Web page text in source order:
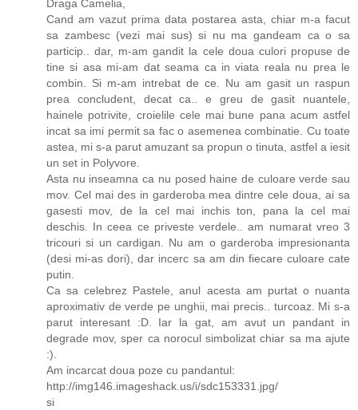
Draga Camelia,
Cand am vazut prima data postarea asta, chiar m-a facut
sa zambesc (vezi mai sus) si nu ma gandeam ca o sa
particip.. dar, m-am gandit la cele doua culori propuse de
tine si asa mi-am dat seama ca in viata reala nu prea le
combin. Si m-am intrebat de ce. Nu am gasit un raspun
prea concludent, decat ca.. e greu de gasit nuantele,
hainele potrivite, croielile cele mai bune pana acum astfel
incat sa imi permit sa fac o asemenea combinatie. Cu toate
astea, mi s-a parut amuzant sa propun o tinuta, astfel a iesit
un set in Polyvore.
Asta nu inseamna ca nu posed haine de culoare verde sau
mov. Cel mai des in garderoba mea dintre cele doua, ai sa
gasesti mov, de la cel mai inchis ton, pana la cel mai
deschis. In ceea ce priveste verdele.. am numarat vreo 3
tricouri si un cardigan. Nu am o garderoba impresionanta
(desi mi-as dori), dar incerc sa am din fiecare culoare cate
putin.
Ca sa celebrez Pastele, anul acesta am purtat o nuanta
aproximativ de verde pe unghii, mai precis.. turcoaz. Mi s-a
parut interesant :D. Iar la gat, am avut un pandant in
degrade mov, sper ca norocul simbolizat chiar sa ma ajute
:).
Am incarcat doua poze cu pandantul:
http://img146.imageshack.us/i/sdc153331.jpg/
si